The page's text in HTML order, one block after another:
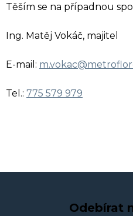
Těším se na případnou
Ing. Matěj Vokáč, majitel
E-mail:
Tel.: 775 579 979
Odebírat